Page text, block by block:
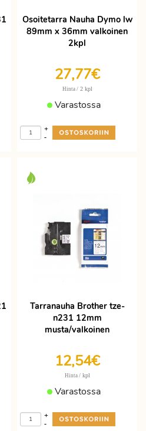
Osoitetarra Nauha Dymo lw
89mm x 36mm valkoinen
2kpl
27,77€
Hinta / 2 kpl
Varastossa
-
+
Tarranauha Brother tze-
n231 12mm
musta/valkoinen
12,54€
Hinta / kpl
Varastossa
-
+